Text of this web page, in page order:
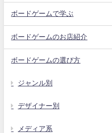
ボードゲームで学ぶ
ボードゲームのお店紹介
ボードゲームの選び方
ジャンル別
デザイナー別
メディア系